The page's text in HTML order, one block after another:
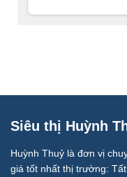
Siêu thị Huỳnh
Huỳnh Thuỷ là đơn vị
giá tốt nhất thị trường: